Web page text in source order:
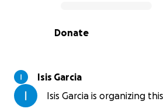
0% complete
Donate
Isis Garcia
Isis Garcia is organizing